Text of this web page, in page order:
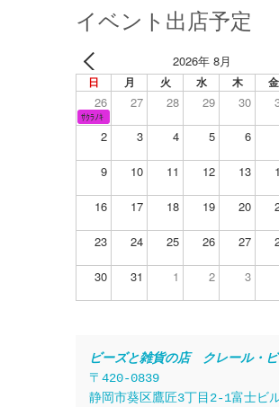
イベント出店予定
2026年 8月
日 月 火 水 木 金
26 27 28 29 30
ｻｸﾗﾉｷ
2 3 4 5 6
9 10 11 12 13
16 17 18 19 20
23 24 25 26 27
30 31 1 2 3
ビーズと雑貨の店　クレール・
〒420-0839
静岡市葵区鷹匠3丁目2-1富士ビ